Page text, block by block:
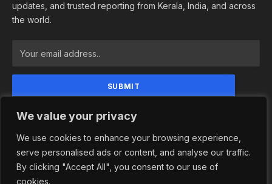
We value your privacy
We use cookies to enhance your browsing experience,
serve personalised ads or content, and analyse our traffic.
By clicking "Accept All", you consent to our use of
cookies.
updates, and trusted reporting from Kerala, India, and across
the world.
By signing up, you agree to the our terms and our
Privacy Policy agreement.
© 2026 Newsindependence. Designed by